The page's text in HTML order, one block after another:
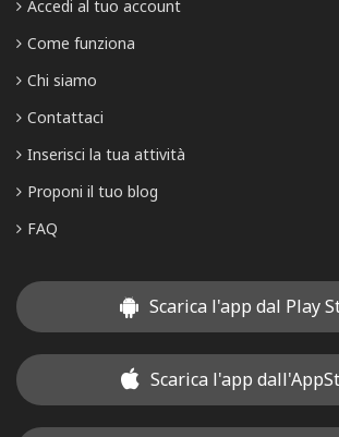
Accedi al tuo account
Come funziona
Chi siamo
Contattaci
Inserisci la tua attività
Proponi il tuo blog
FAQ
Scarica l'app dal Play
Scarica l'app